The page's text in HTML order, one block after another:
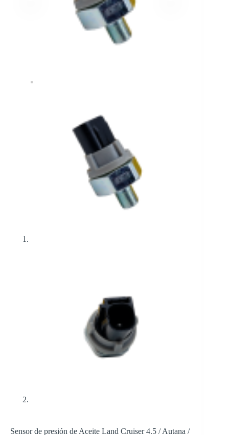
Sensor de presión de Aceite Land Cruiser 4.5 / Autana /